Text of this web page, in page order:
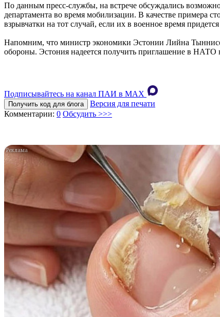
По данным пресс-службы, на встрече обсуждались
департамента во время мобилизации. В качестве примера
взрывчатки на тот случай, если их в военное время
Напомним, что министр экономики Эстонии Лийна
обороны. Эстония надеется получить приглашение в НАТО
Подписывайтесь на канал ПАИ в MAХ
Получить код для блога
Версия для печати
Комментарии: 0 Обсудить >>>